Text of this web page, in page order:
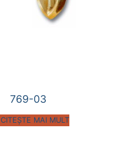
769-03
CITEȘTE MAI MULT